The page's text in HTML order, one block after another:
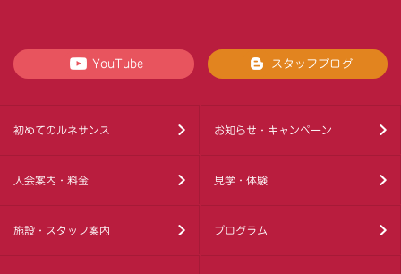
YouTube スタッフブログ
初めてのルネサンス お知らせ・キャンペーン
入会案内・料金 見学・体験
施設・スタッフ案内 プログラム